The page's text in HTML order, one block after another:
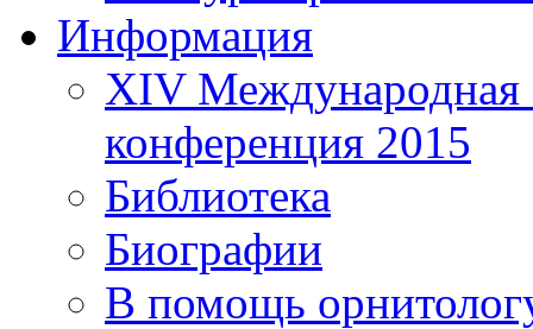
Информация
XIV Международная
конференция 2015
Библиотека
Биографии
В помощь